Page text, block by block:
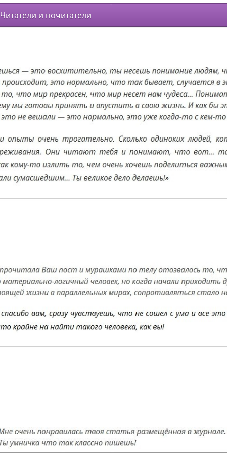
Читатели и почитатели